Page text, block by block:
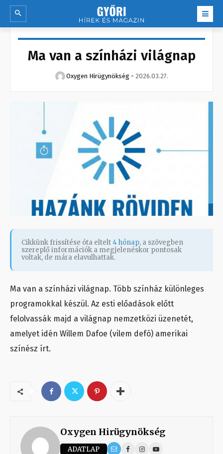
Ma van a színházi világnap
Oxygen Hirügynökség - 2026.03.27.
Cikkünk frissítése óta eltelt4 hónap, a szövegben
szereplő információk a megjelenéskor pontosak
voltak, de mára elavulhattak.
Ma van a színházi világnap. Több színház különleges
programokkal készül. Az esti előadások előtt
felolvassák majd a világnap nemzetközi üzenetét,
amelyet idén Willem Dafoe (vilem defó) amerikai
színész írt.
Oxygen Hirügynökség
ADATLAP